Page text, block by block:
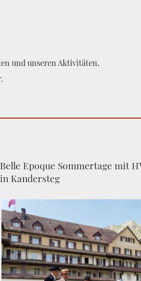
und unseren Aktivitäten.
Belle Epoque Sommertage mit
in Kandersteg